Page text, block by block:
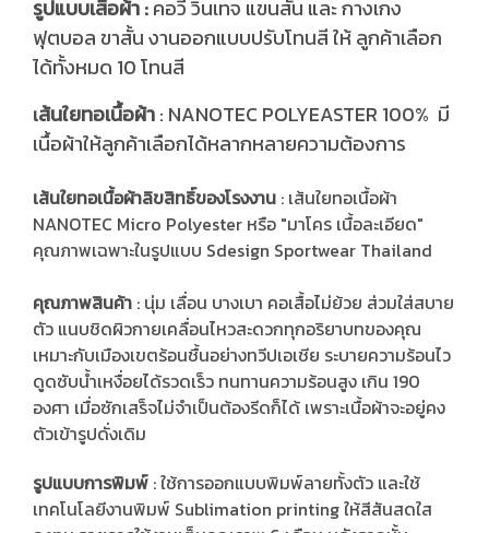
รูปแบบเสื้อผ้า :คอวี วินเทจ แขนสั้น และ กางเกง
ฟุตบอล ขาสั้น งานออกแบบปรับโทนสี ให้ ลูกค้าเลือก
ได้ทั้งหมด 10 โทนสี
เส้นใยทอเนื้อผ้า: NANOTEC POLYEASTER 100% มี
เนื้อผ้าให้ลูกค้าเลือกได้หลากหลายความต้องการ
เส้นใยทอเนื้อผ้าลิขสิทธิ์ของโรงงาน : เส้นใยทอเนื้อผ้า
NANOTEC Micro Polyester หรือ "มาโคร เนื้อละเอียด"
คุณภาพเฉพาะในรูปแบบ Sdesign Sportwear Thailand
คุณภาพสินค้า : นุ่ม เลื่อน บางเบา คอเสื้อไม่ย้วย ส่วมใส่สบาย
ตัว แนบชิดผิวกายเคลื่อนไหวสะดวกทุกอริยาบทของคุณ
เหมาะกับเมืองเขตร้อนชื้นอย่างทวีปเอเชีย ระบายความร้อนไว
ดูดซับน้ำเหงื่อยได้รวดเร็ว ทนทานความร้อนสูง เกิน 190
องศา เมื่อซักเสร็จไม่จำเป็นต้องรีดก็ได้ เพราะเนื้อผ้าจะอยู่คง
ตัวเข้ารูปดั่งเดิม
รูปแบบการพิมพ์ : ใช้การออกแบบพิมพ์ลายทั้งตัว และใช้
เทคโนโลยีงานพิมพ์ Sublimation printing ให้สีสันสดใส